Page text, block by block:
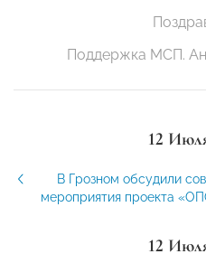
Поддержка МСП.
12
В Грозном обсудили
мероприятия проекта
12